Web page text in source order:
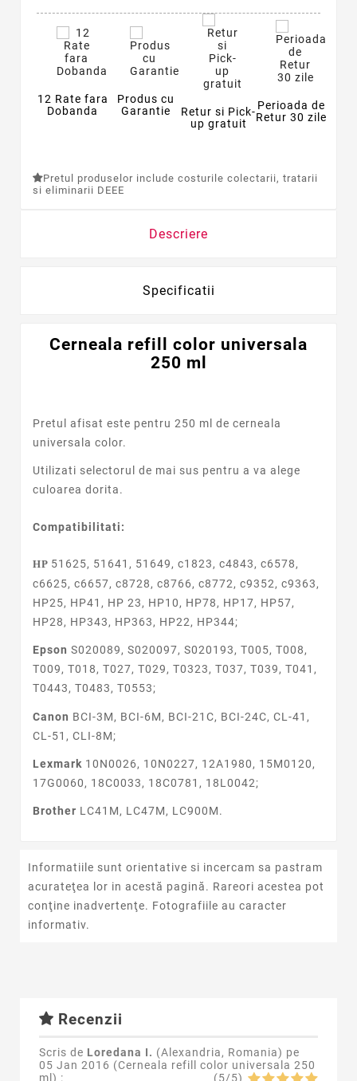
12 Rate fara
Dobanda
Produs cu
Garantie
Retur si Pick-
up gratuit
Perioada de
Retur 30 zile
Pretul produselor include costurile colectarii, tratarii
si eliminarii DEEE
Descriere
Specificatii
Cerneala refill color universala
250 ml
Pretul afisat este pentru 250 ml de cerneala
universala color.
Utilizati selectorul de mai sus pentru a va alege
culoarea dorita.
Compatibilitati:
HP 51625, 51641, 51649, c1823, c4843, c6578,
c6625, c6657, c8728, c8766, c8772, c9352, c9363,
HP25, HP41, HP 23, HP10, HP78, HP17, HP57,
HP28, HP343, HP363, HP22, HP344;
Epson S020089, S020097, S020193, T005, T008,
T009, T018, T027, T029, T0323, T037, T039, T041,
T0443, T0483, T0553;
Canon BCI-3M, BCI-6M, BCI-21C, BCI-24C, CL-41,
CL-51, CLI-8M;
Lexmark 10N0026, 10N0227, 12A1980, 15M0120,
17G0060, 18C0033, 18C0781, 18L0042;
Brother LC41M, LC47M, LC900M.
Informatiile sunt orientative si incercam sa pastram
acurateţea lor in acestă pagină. Rareori acestea pot
conţine inadvertenţe. Fotografiile au caracter
informativ.
Recenzii
Scris de Loredana I. (Alexandria, Romania) pe
05 Jan 2016 (Cerneala refill color universala 250
ml ) : (5/5)